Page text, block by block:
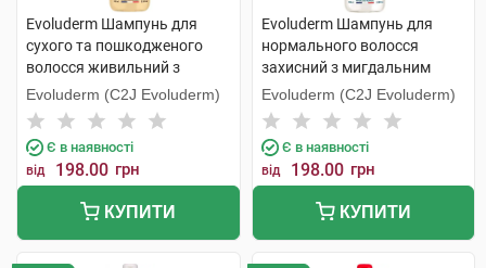
Evoluderm Шампунь для
сухого та пошкодженого
волосся живильний з
аргановою олією 100 мл 1
флакон
Evoluderm (C2J Evoluderm)
Є в наявності
від 198.00 грн
КУПИТИ
Evoluderm Шампунь для
нормального волосся
захисний з мигдальним
молоком 100 мл 1 флакон
Evoluderm (C2J Evoluderm)
Є в наявності
від 198.00 грн
КУПИТИ